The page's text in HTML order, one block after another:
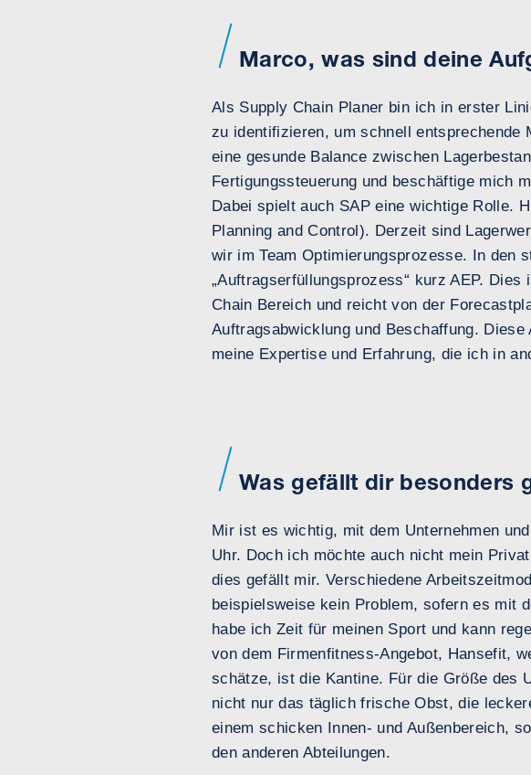
Marco, was sind deine
Als Supply Chain Planer bin ich in erster
zu identifizieren, um schnell entsprechende
eine gesunde Balance zwischen
Fertigungssteuerung und beschäftige mich
Dabei spielt auch SAP eine wichtige Rolle.
Planning and Control). Derzeit sind
wir im Team Optimierungsprozesse. In den
„Auftragserfüllungsprozess“ kurz AEP.
Chain Bereich und reicht von der
Auftragsabwicklung und Beschaffung.
meine Expertise und Erfahrung, die ich in
Was gefällt dir besonders
Mir ist es wichtig, mit dem Unternehmen
Uhr. Doch ich möchte auch nicht mein
dies gefällt mir. Verschiedene
beispielsweise kein Problem, sofern es mit
habe ich Zeit für meinen Sport und kann
von dem Firmenfitness-Angebot, Hansefit,
schätze, ist die Kantine. Für die Größe des
nicht nur das täglich frische Obst, die
einem schicken Innen- und Außenbereich,
den anderen Abteilungen.